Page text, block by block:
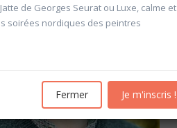
de Georges Seurat ou Luxe, calme et
soirées nordiques des peintres
Fermer Je m'inscris !